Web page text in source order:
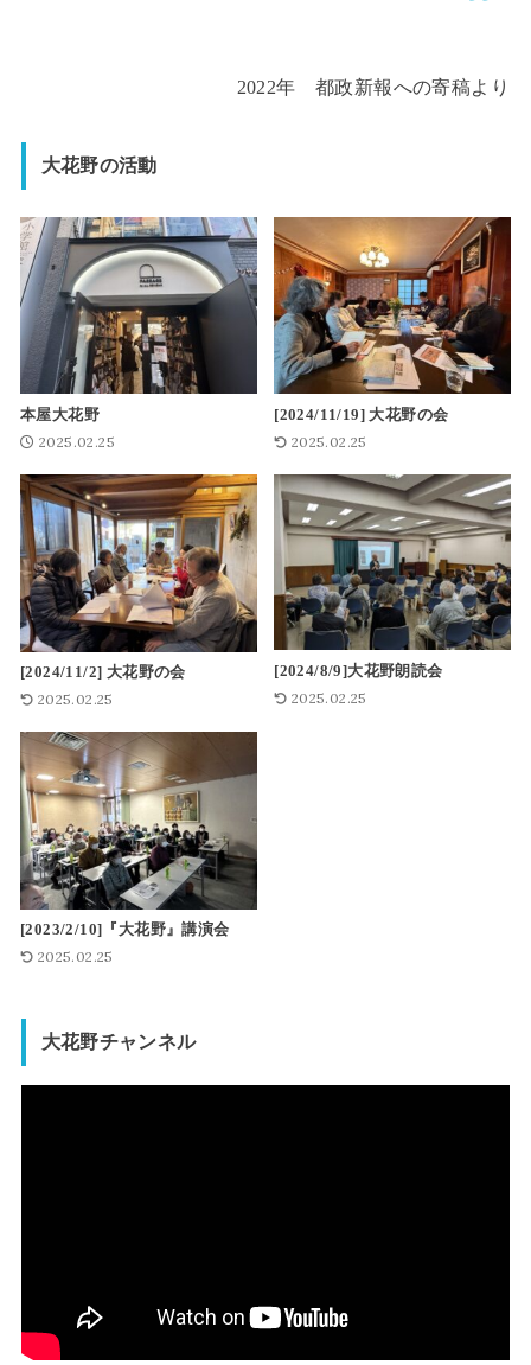
2022年 都政新報への寄稿より
大花野の活動
本屋大花野
2025.02.25
[2024/11/19] 大花野の会
2025.02.25
[2024/11/2] 大花野の会
2025.02.25
[2024/8/9]大花野朗読会
2025.02.25
[2023/2/10]『大花野』講演会
2025.02.25
大花野チャンネル